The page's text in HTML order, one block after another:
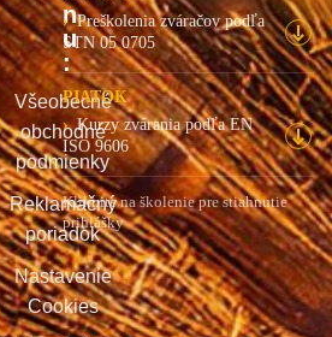
Ochrana
osobných
údajov
Reklamačný
formulár
Formulár
na
odstúpenie
od zmluvy